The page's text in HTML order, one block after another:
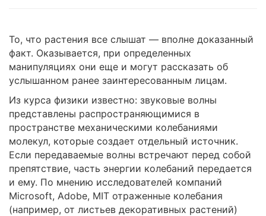
То, что растения все слышат — вполне доказанный
факт. Оказывается, при определенных
манипуляциях они еще и могут рассказать об
услышанном ранее заинтересованным лицам.
Из курса физики известно: звуковые волны
представлены распространяющимися в
пространстве механическими колебаниями
молекул, которые создает отдельный источник.
Если передаваемые волны встречают перед собой
препятствие, часть энергии колебаний передается
и ему. По мнению исследователей компаний
Microsoft, Adobe, MIT отраженные колебания
(например, от листьев декоративных растений)